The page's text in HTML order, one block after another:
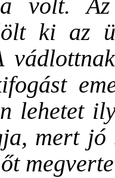
volt.
ki az
lehetet
mert jó
megverte